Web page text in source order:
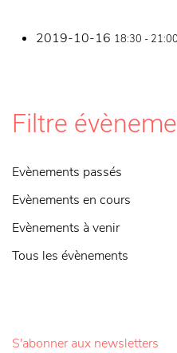
2019-10-16 18:30 - 21:00
Filtre
Evènements passés
Evènements en cours
Evènements à venir
Tous les évènements
S'abonner aux newsletters